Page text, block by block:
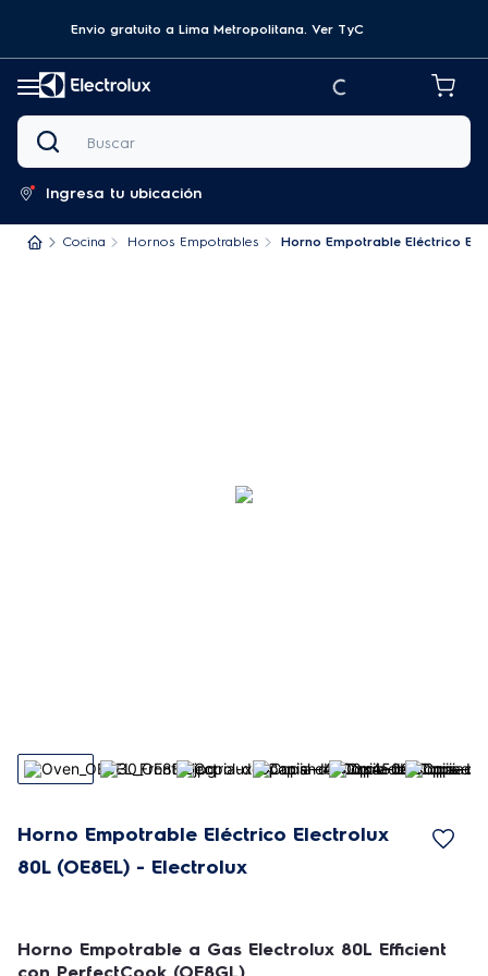
Envio gratuito a Lima Metropolitana. Ver TyC
Buscar
Ingresa tu ubicación
Cocina Hornos Empotrables Horno Empotrable Eléctrico
Horno Empotrable Eléctrico Electrolux
80L (OE8EL) - Electrolux
Horno Empotrable a Gas Electrolux 80L Efficient